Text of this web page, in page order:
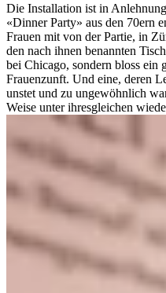
Die Installation ist in
«Dinner Party» aus den 70ern
Frauen mit von der Partie, in
den nach ihnen benannten
bei Chicago, sondern bloss ein
Frauenzunft. Und eine, deren
unstet und zu ungewöhnlich
Weise unter ihresgleichen